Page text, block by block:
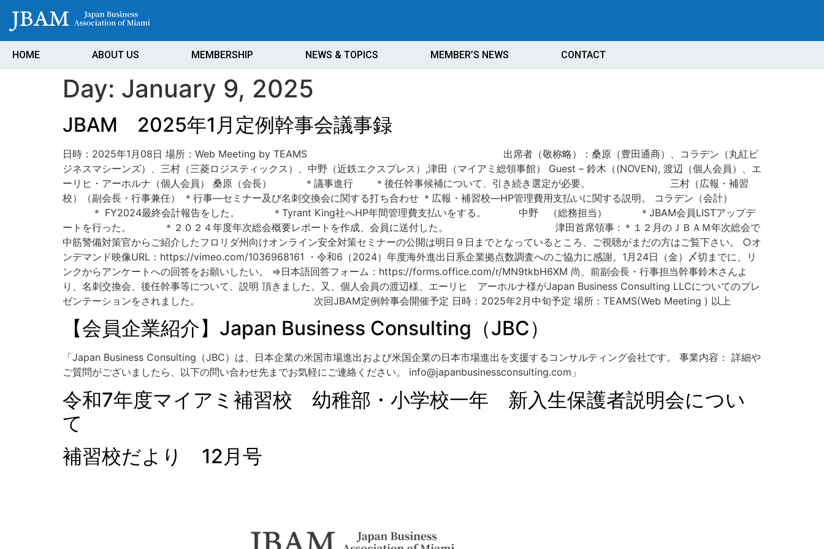
HOME ABOUT US MEMBERSHIP NEWS & TOPICS MEMBER’S NEWS CONTACT
Day: January 9, 2025
JBAM 2025年1月定例幹事会議事録
日時：2025年1月08日 場所：Web Meeting by TEAMS 出席者（敬称略）：桑原（豊田通商）、コラデン（丸紅ビ
ジネスマシーンズ）、三村（三菱ロジスティックス）、中野（近鉄エクスプレス）,津田（マイアミ総領事館） Guest – 鈴木（(NOVEN), 渡辺（個人会員）、エ
ーリヒ・アーホルナ（個人会員） 桑原（会長） ＊議事進行 ＊後任幹事候補について、引き続き選定が必要。 三村（広報・補習
校）（副会長・行事兼任） ＊行事―セミナー及び名刺交換会に関する打ち合わせ ＊広報・補習校―HP管理費用支払いに関する説明。 コラデン（会計）
＊ FY2024最終会計報告をした。 ＊Tyrant King社へHP年間管理費支払いをする。 中野 （総務担当） ＊JBAM会員LISTアップデ
ートを行った。 ＊２０２４年度年次総会概要レポートを作成、会員に送付した。 津田首席領事 : ＊１２月のＪＢＡＭ年次総会で
中筋警備対策官からご紹介したフロリダ州向けオンライン安全対策セミナーの公開は明日９日までとなっているところ、ご視聴がまだの方はご覧下さい。 ○オ
ンデマンド映像URL：https://vimeo.com/1036968161 ・令和6（2024）年度海外進出日系企業拠点数調査へのご協力に感謝。1月24日（金）〆切までに、リ
ンクからアンケートへの回答をお願いしたい。 ⇒日本語回答フォーム：https://forms.office.com/r/MN9tkbH6XM 尚、前副会長・行事担当幹事鈴木さんよ
り、名刺交換会、後任幹事等について、説明 頂きました。又、個人会員の渡辺様、エーリヒ アーホルナ様がJapan Business Consulting LLCについてのプレ
ゼンテーションをされました。 次回JBAM定例幹事会開催予定 日時：2025年2月中旬予定 場所：TEAMS(Web Meeting ) 以上
【会員企業紹介】Japan Business Consulting（JBC）
「Japan Business Consulting（JBC）は、日本企業の米国市場進出および米国企業の日本市場進出を支援するコンサルティング会社です。 事業内容： 詳細や
ご質問がございましたら、以下の問い合わせ先までお気軽にご連絡ください。 info@japanbusinessconsulting.com」
令和7年度マイアミ補習校 幼稚部・小学校一年 新入生保護者説明会につい
て
補習校だより 12月号